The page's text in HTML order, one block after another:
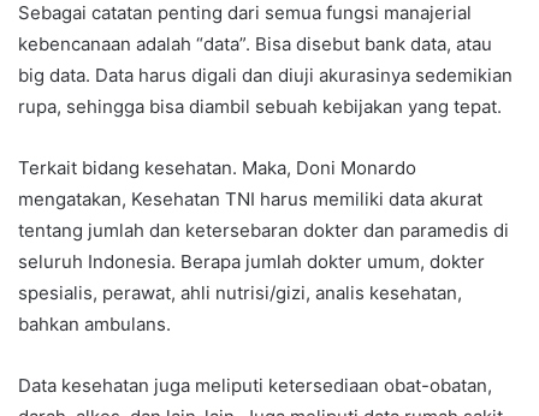
Sebagai catatan penting dari semua fungsi manajerial
kebencanaan adalah “data”. Bisa disebut bank data, atau
big data. Data harus digali dan diuji akurasinya sedemikian
rupa, sehingga bisa diambil sebuah kebijakan yang tepat.
Terkait bidang kesehatan. Maka, Doni Monardo
mengatakan, Kesehatan TNI harus memiliki data akurat
tentang jumlah dan ketersebaran dokter dan paramedis di
seluruh Indonesia. Berapa jumlah dokter umum, dokter
spesialis, perawat, ahli nutrisi/gizi, analis kesehatan,
bahkan ambulans.
Data kesehatan juga meliputi ketersediaan obat-obatan,